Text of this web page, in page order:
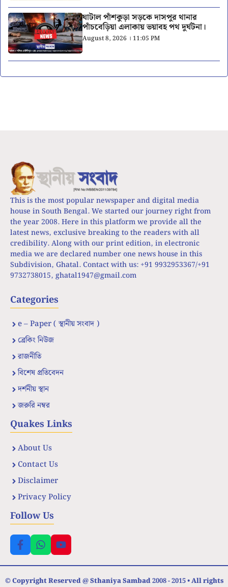
ঘাটাল পাঁশকুড়া সড়কে দাসপুর থানার
পাঁচবেড়িয়া এলাকায় ভয়াবহ পথ দুর্ঘটনা।
August 8, 2026 । 11:05 PM
This is the most popular newspaper and digital media
house in South Bengal. We started our journey right from
the year 2008. Here in this platform we provide all the
latest news, exclusive breaking to the readers with all
credibility. Along with our print edition, in electronic
media we are declared number one news house in this
Subdivision, Ghatal. Contact with us: +91 9932953367/+91
9732738015, ghatal1947@gmail.com
Categories
e – Paper ( স্থানীয় সংবাদ )
ব্রেকিং নিউজ
রাজনীতি
বিশেষ প্রতিবেদন
দর্শনীয় স্থান
জরুরি নম্বর
Quakes Links
About Us
Contact Us
Disclaimer
Privacy Policy
Follow Us
© Copyright Reserved @ Sthaniya Sambad 2008 - 2015 • All rights